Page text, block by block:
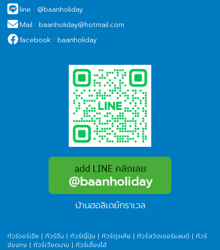
line : @baanholiday
Mail : baanholiday@hotmail.com
facebook : baanholiday
บ้านฮอลิเดย์ทราเวล
ทัวร์จอร์เจีย | ทัวร์จีน | ทัวร์ญี่ปุ่น | ทัวร์ตุรเคีย | ทัวร์สวิตเซอร์แลนด์ | ทัวร์
ฮ่องกง | ทัวร์เวียดนาม | ทัวร์เซี่ยงไฮ้